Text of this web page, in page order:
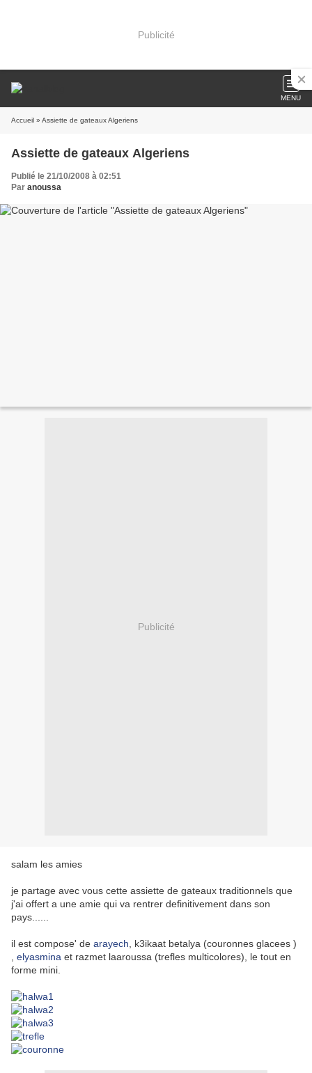
Publicité
MENU
Accueil » Assiette de gateaux Algeriens
Assiette de gateaux Algeriens
Publié le 21/10/2008 à 02:51
Par anoussa
Publicité
salam les amies
je partage avec vous cette assiette de gateaux traditionnels que
j'ai offert a une amie qui va rentrer definitivement dans son
pays......
il est compose' de arayech , k3ikaat betalya (couronnes glacees )
elyasmina et razmet laaroussa (trefles multicolores), le tout en
forme mini.